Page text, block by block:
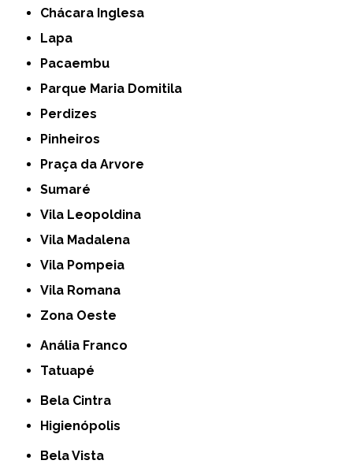
Chácara Inglesa
Lapa
Pacaembu
Parque Maria Domitila
Perdizes
Pinheiros
Praça da Arvore
Sumaré
Vila Leopoldina
Vila Madalena
Vila Pompeia
Vila Romana
Zona Oeste
Anália Franco
Tatuapé
Bela Cintra
Higienópolis
Bela Vista